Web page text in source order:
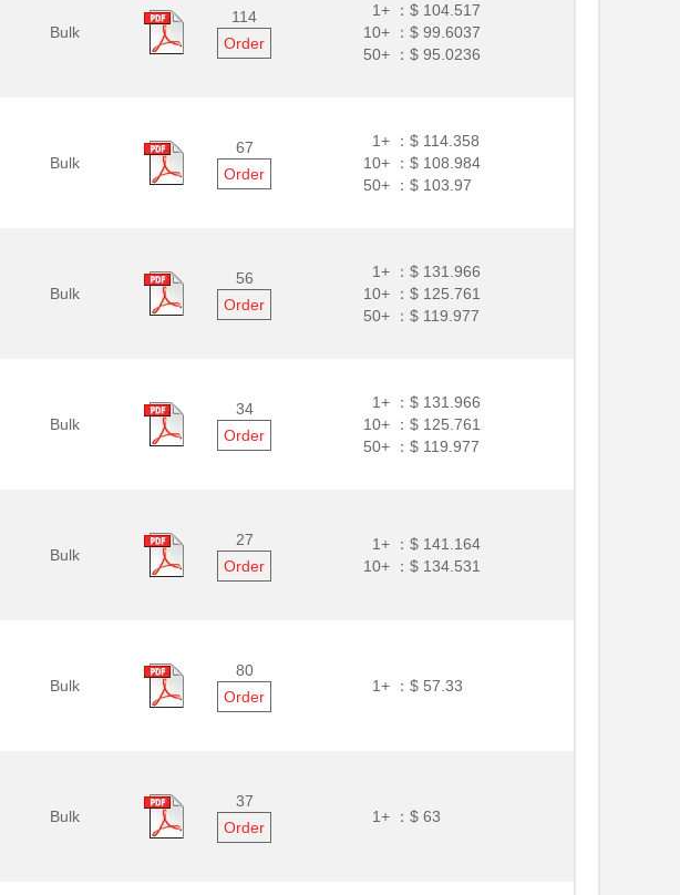
Bulk
114
Order
1+ ： $ 104.517
10+ ： $ 99.6037
50+ ： $ 95.0236
Bulk
67
Order
1+ ： $ 114.358
10+ ： $ 108.984
50+ ： $ 103.97
Bulk
56
Order
1+ ： $ 131.966
10+ ： $ 125.761
50+ ： $ 119.977
Bulk
34
Order
1+ ： $ 131.966
10+ ： $ 125.761
50+ ： $ 119.977
Bulk
27
Order
1+ ： $ 141.164
10+ ： $ 134.531
Bulk
80
Order
1+ ： $ 57.33
Bulk
37
Order
1+ ： $ 63